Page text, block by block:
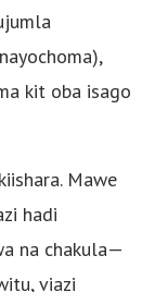
kit oba isago
Mawe
hadi
na chakula—
viazi